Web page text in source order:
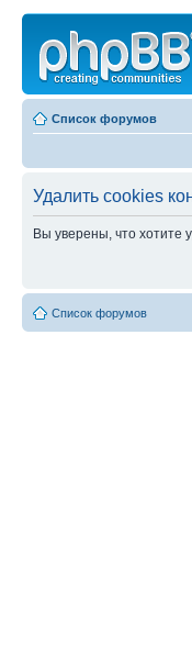
Список форумов
Удалить cookies
Вы уверены, что хотите
Список форумов